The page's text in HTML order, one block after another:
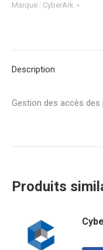
Marque : CyberArk
Description
Gestion des accès
Produits